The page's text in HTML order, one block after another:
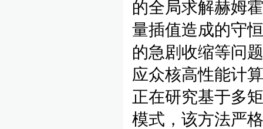
的全局求解赫姆
量插值造成的守
的急剧收缩等问
应众核高性能计
正在研究基于多
模式，该方法严